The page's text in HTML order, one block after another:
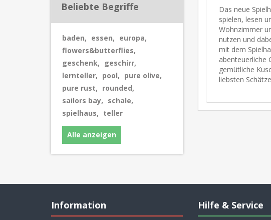
Beliebte Begriffe
baden, essen, europa,
flowers&butterflies,
geschenk, geschirr,
lernteller, pool, pure olive,
pure rust, rounded,
sailors bay, schale,
spielhaus, teller
Alle anzeigen
Das neue
spielen, lesen
Wohnzimmer
nutzen und
mit dem
abenteuerliche
gemütliche
liebsten
Information Hilfe & Service